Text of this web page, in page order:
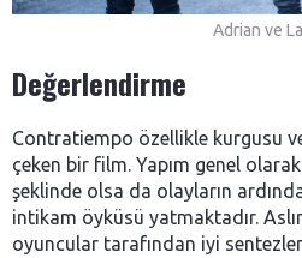
Adrian ve
Değerlendirme
Contratiempo özellikle kurgusu
çeken bir film. Yapım genel
şeklinde olsa da olayların
intikam öyküsü yatmaktadır.
oyuncular tarafından iyi